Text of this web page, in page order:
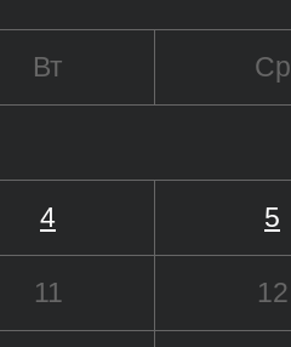
Вт Ср
4 5
11 12